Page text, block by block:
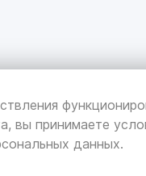
вы принимаете
данных.